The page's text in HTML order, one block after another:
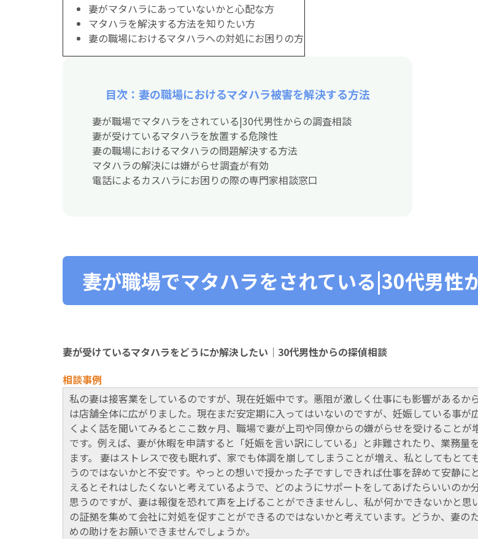
妻がマタハラにあっていないかと心配な方
マタハラを解決する方法を知りたい方
妻の職場におけるマタハラへの対処にお困りの方
目次：妻の職場におけるマタハラ被害を解決する方法
妻が職場でマタハラをされている|30代男性からの調査相談
妻が受けているマタハラを放置する危険性
妻の職場におけるマタハラの問題解決する方法
マタハラの解決には嫌がらせ調査が有効
電話によるカスハラにお困りの際の専門家相談窓口
妻が職場でマタハラをされている|30代男性
妻が受けているマタハラをどうにか解決したい｜30代男性からの探偵相談
相談事例
私の妻は接客業をしているのですが、現在妊娠中です。悪阻が激しく仕事にも影響がある
は店舗全体に広がりました。現在まだ安定期に入ってはいないのですが、妊娠している事
くよく話を聞いてみるとここ数ヶ月、職場で妻が上司や同僚からの嫌がらせを受けること
です。例えば、妻が休暇を申請すると「妊娠を言い訳にしている」と非難されたり、業務
ます。 妻はストレスで夜も眠れず、家でも体調を崩してしまうことが増え、私としてもと
うのではないかと不安です。やっとの想いで授かった子ですしできれば仕事を辞めて安静
えるとそれはしたくないと考えているようで、どのようにサポートをしてあげたらいいの
思うのですが、妻は報復を恐れて声を上げることができませんし、私が何かできないかと
の証拠を集めて会社に対処を促すことができるのではないかと考えています。どうか、妻
めの助けをお願いできませんでしょうか。